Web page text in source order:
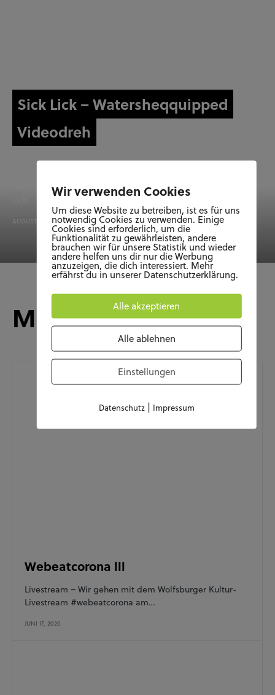
Sick Lick – Watersheqquipped
Videodreh
Die junge Hannoveraner Rockband Sick Lick war zu Besuch im
“Watershequipped”. Dabei konnten sie uns ein bisschen über
AUGUST 26, 2025
Musik & Konzerte
Webeatcorona lll
Livestream – Wir gehen mit dem Wolfsburger Kultur-
Livestream #webeatcorona am…
JUNI 17, 2020
Wir verwenden Cookies
Um diese Website zu betreiben, ist es für uns
notwendig Cookies zu verwenden. Einige
Cookies sind erforderlich, um die
Funktionalität zu gewährleisten, andere
brauchen wir für unsere Statistik und wieder
andere helfen uns dir nur die Werbung
anzuzeigen, die dich interessiert. Mehr
erfährst du in unserer Datenschutzerklärung.
Alle akzeptieren
Alle ablehnen
Einstellungen
Datenschutz| Impressum